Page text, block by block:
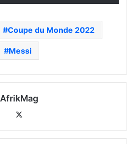
Coupe du Monde 2022
Messi
AfrikMag